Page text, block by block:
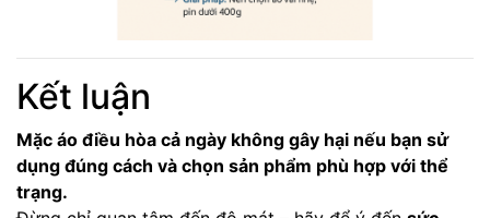
Kết luận
Mặc áo điều hòa cả ngày không gây hại nếu bạn sử
dụng đúng cách và chọn sản phẩm phù hợp với thể
trạng.